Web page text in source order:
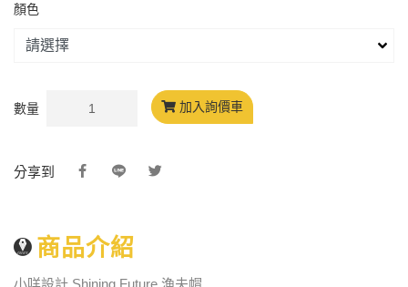
顏色
數量 加入詢價車
分享到
商品介紹
小咩設計 Shining Future 漁夫帽